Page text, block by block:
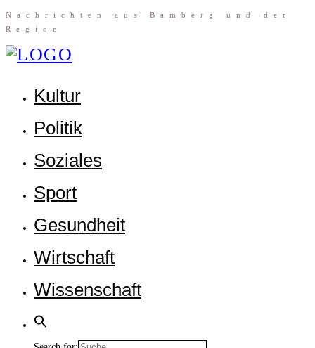
Nach­rich­ten aus Bam­berg und der
Region
Kul­tur
Poli­tik
Sozia­les
Sport
Gesund­heit
Wirt­schaft
Wis­sen­schaft